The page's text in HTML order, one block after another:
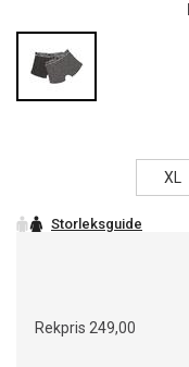
XL
Rekpris 249,00